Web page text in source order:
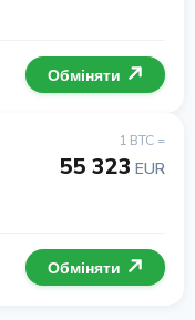
Обміняти
1 BTC =
55 323 EUR
Обміняти